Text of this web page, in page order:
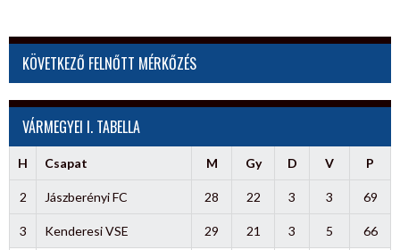
KÖVETKEZŐ FELNŐTT MÉRKŐZÉS
VÁRMEGYEI I. TABELLA
H Csapat M Gy D V P
2 Jászberényi FC 28 22 3 3 69
3 Kenderesi VSE 29 21 3 5 66